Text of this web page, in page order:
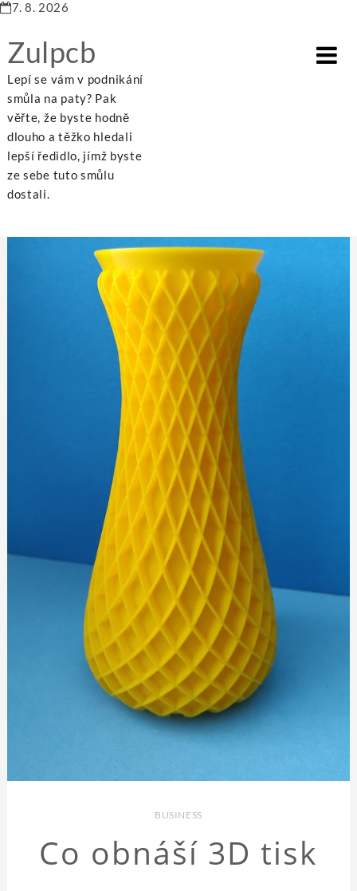
7. 8. 2026
Zulpcb
Lepí se vám v podnikání
smůla na paty? Pak
věřte, že byste hodně
dlouho a těžko hledali
lepší ředidlo, jímž byste
ze sebe tuto smůlu
dostali.
Home Business Co obnáší 3D tisk
BUSINESS
Co obnáší 3D tisk